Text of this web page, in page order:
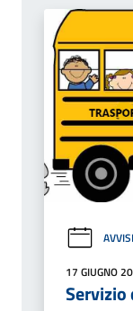
AVVISI
17 GIUGNO